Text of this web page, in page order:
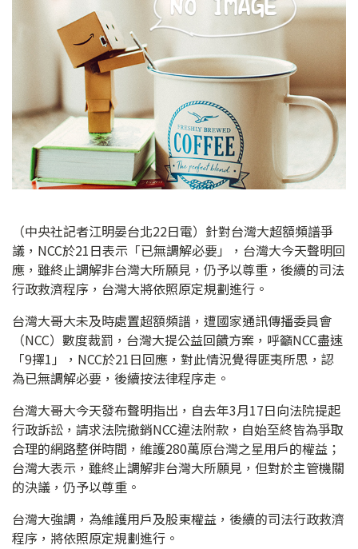
（中央社記者江明晏台北22日電）針對台灣大超額頻譜爭
議，NCC於21日表示「已無調解必要」，台灣大今天聲明回
應，雖終止調解非台灣大所願見，仍予以尊重，後續的司法
行政救濟程序，台灣大將依照原定規劃進行。
台灣大哥大未及時處置超額頻譜，遭國家通訊傳播委員會
（NCC）數度裁罰，台灣大提公益回饋方案，呼籲NCC盡速
「9擇1」，NCC於21日回應，對此情況覺得匪夷所思，認
為已無調解必要，後續按法律程序走。
台灣大哥大今天發布聲明指出，自去年3月17日向法院提起
行政訴訟，請求法院撤銷NCC違法附款，自始至終皆為爭取
合理的網路整併時間，維護280萬原台灣之星用戶的權益；
台灣大表示，雖終止調解非台灣大所願見，但對於主管機關
的決議，仍予以尊重。
台灣大強調，為維護用戶及股東權益，後續的司法行政救濟
程序，將依照原定規劃進行。